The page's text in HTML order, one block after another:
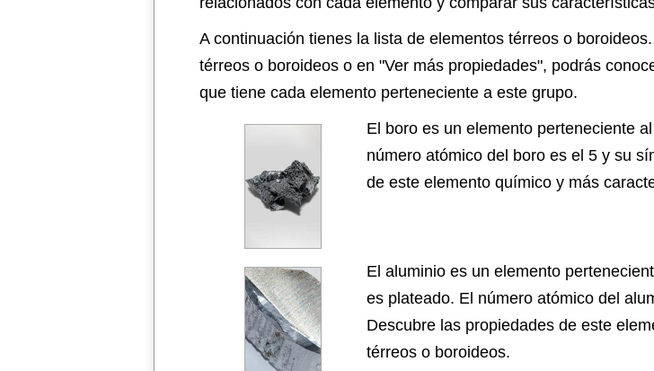
A continuación tienes la lista de elementos térreos o
térreos o boroideos o en "Ver más propiedades", podrás
que tiene cada elemento perteneciente a este grupo.
El boro es un elemento perteneciente
número atómico del boro es el 5 y su
de este elemento químico y más
El aluminio es un elemento
es plateado. El número atómico del
Descubre las propiedades de este
térreos o boroideos.